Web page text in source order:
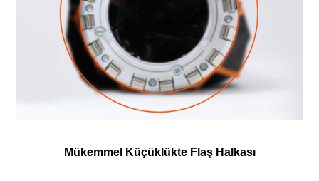
Mükemmel Küçüklükte Flaş Halkası